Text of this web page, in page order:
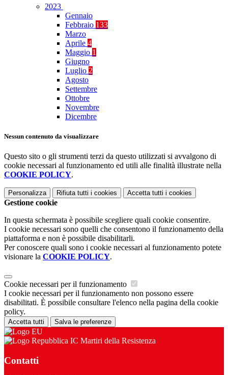
2023
Gennaio
Febbraio 133
Marzo
Aprile 4
Maggio 1
Giugno
Luglio 2
Agosto
Settembre
Ottobre
Novembre
Dicembre
Nessun contenuto da visualizzare
Questo sito o gli strumenti terzi da questo utilizzati si avvalgono di
cookie necessari al funzionamento ed utili alle finalità illustrate nella
COOKIE POLICY.
Personalizza Rifiuta tutti i cookies Accetta tutti i cookies
Gestione cookie
In questa schermata è possibile scegliere quali cookie consentire.
I cookie necessari sono quelli che consentono il funzionamento della
piattaforma e non è possibile disabilitarli.
Per conoscere quali sono i cookie necessari al funzionamento potete
visionare la COOKIE POLICY.
Cookie necessari per il funzionamento
I cookie necessari per il funzionamento non possono essere
disabilitati. È possibile consultare l'elenco nella pagina della cookie
policy.
Accetta tutti Salva le preferenze
IC Martiri della Resistenza
Contatti